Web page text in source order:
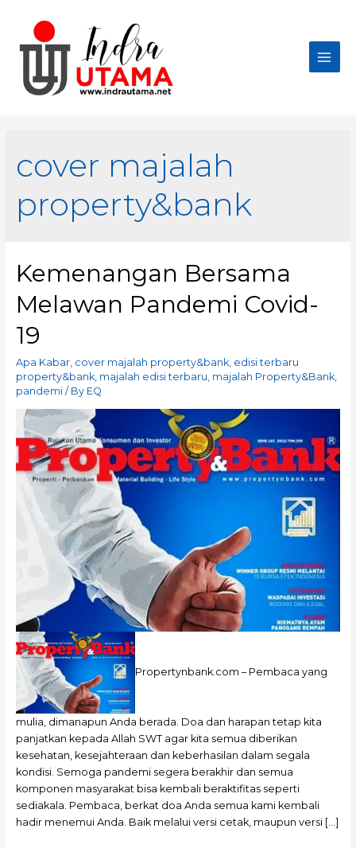
content
Main
cover majalah
property&bank
Kemenangan Bersama
Melawan Pandemi Covid-
19
Apa Kabar, cover majalah property&bank, edisi terbaru
property&bank, majalah edisi terbaru, majalah Property&Bank,
pandemi/ By EQ
Propertynbank.com – Pembaca yang
mulia, dimanapun Anda berada. Doa dan harapan tetap kita
panjatkan kepada Allah SWT agar kita semua diberikan
kesehatan, kesejahteraan dan keberhasilan dalam segala
kondisi. Semoga pandemi segera berakhir dan semua
komponen masyarakat bisa kembali beraktifitas seperti
sediakala. Pembaca, berkat doa Anda semua kami kembali
hadir menemui Anda. Baik melalui versi cetak, maupun versi […]